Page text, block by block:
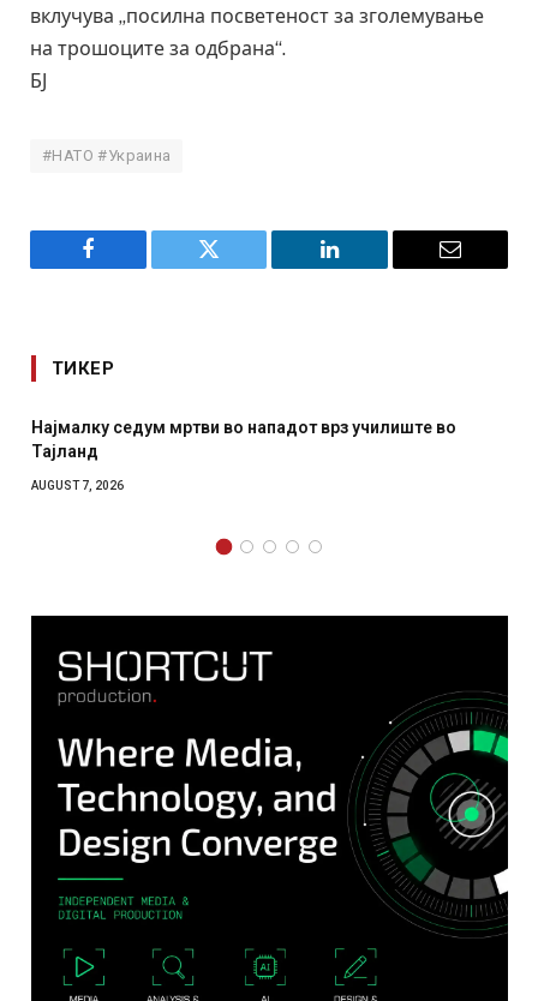
вклучува „посилна посветеност за зголемување
на трошоците за одбрана“.
БЈ
#НАТО #Украина
Facebook Twitter LinkedIn Email
ТИКЕР
нападот врз училиште во
СОЗИС: Украинците